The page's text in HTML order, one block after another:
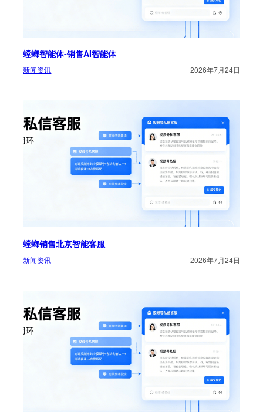
螳螂智能体-销售AI智能体
新闻资讯 2026年7月24日
螳螂销售北京智能客服
新闻资讯 2026年7月24日